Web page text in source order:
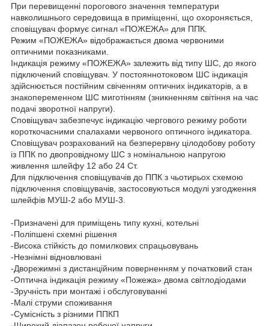
При перевищенні порогового значення температури
навколишнього середовища в приміщенні, що охороняється,
сповіщувач формує сигнал «ПОЖЕЖА» для ППК.
Режим «ПОЖЕЖА» відображається двома червоними
оптичними показниками.
Індикація режиму «ПОЖЕЖА» залежить від типу ШС, до якого
підключений сповіщувач. У постояннотоковом ШС індикація
здійснюється постійним свіченням оптичних індикаторів, а в
знакопеременном ШС миготінням (зникненням світіння на час
подачі зворотної напруги).
Сповіщувач забезпечує індикацію чергового режиму роботи
короткочасними спалахами червоного оптичного індикатора.
Сповіщувач розрахований на безперервну цілодобову роботу
із ППК по двопровідному ШС з номінальною напругою
живлення шлейфу 12 або 24 Ст.
Для підключення сповіщувачів до ППК з чьотирьох схемою
підключення сповіщувачів, застосовуються модулі узгодження
шлейфів МУШ-2 або МУШ-3.
-Призначені для приміщень типу кухні, котельні
-Поліпшені схемні рішення
-Висока стійкість до помилкових спрацьовувань
-Незнімні відновлювані
-Дворежимні з дистанційним поверненням у початковий стан
-Оптична індикація режиму «Пожежа» двома світлодіодами
-Зручність при монтажі і обслуговуванні
-Малі струми споживання
-Сумісність з різними ППКП